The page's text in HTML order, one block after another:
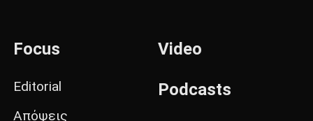
Focus
Editorial
Απόψεις
Video
Podcasts